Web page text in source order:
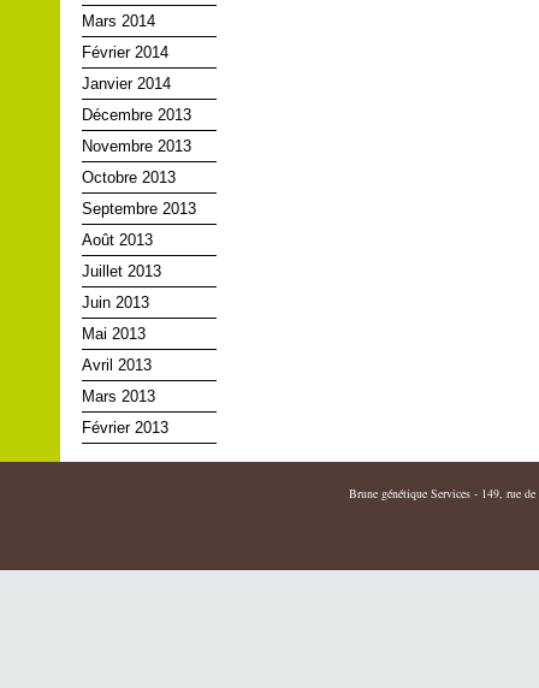
Mars 2014
Février 2014
Janvier 2014
Décembre 2013
Novembre 2013
Octobre 2013
Septembre 2013
Août 2013
Juillet 2013
Juin 2013
Mai 2013
Avril 2013
Mars 2013
Février 2013
Brune génétique Services - 149, rue